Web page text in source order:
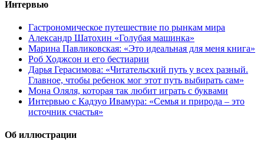
Интервью
Гастрономическое путешествие по рынкам мира
Александр Шатохин «Голубая машинка»
Марина Павликовская: «Это идеальная для меня книга»
Роб Ходжсон и его бестиарии
Дарья Герасимова: «Читательский путь у всех разный.
Главное, чтобы ребенок мог этот путь выбирать сам»
Мона Оляля, которая так любит играть с буквами
Интервью с Кадзуо Ивамура: «Семья и природа – это
источник счастья»
Об иллюстрации